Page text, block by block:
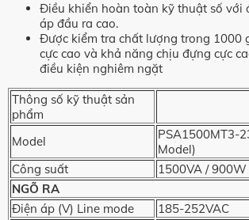
Điều khiển hoàn toàn kỹ thuật số với
áp đầu ra cao.
Được kiểm tra chất lượng trong 1000
cực cao và khả năng chịu đựng cực
điều kiện nghiêm ngặt
Thông số kỹ thuật sản
phẩm
Model
PSA1500MT3-
Model)
Công suất
1500VA / 900W
NGÕ RA
Điện áp (V) Line mode
185-252VAC